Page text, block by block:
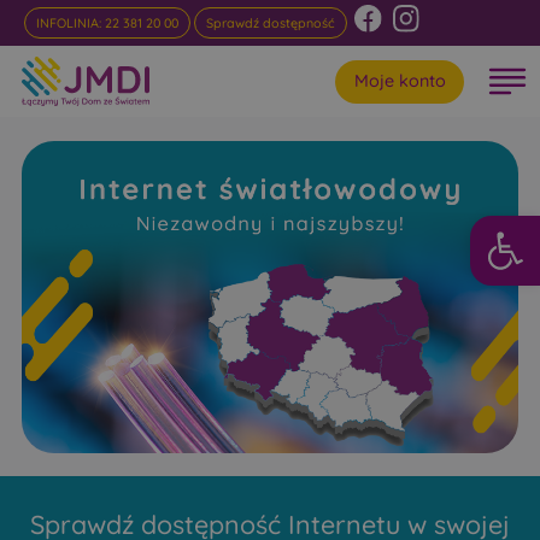
INFOLINIA: 22 381 20 00 Sprawdź dostępność
Moje konto
Internet
Światłowodowy Kania Polska
Niezawodny i najszybszy w rankingach
Sprawdź dostępność Internetu w swojej